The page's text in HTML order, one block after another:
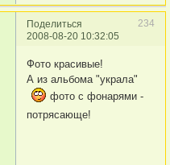
Поделиться
234
2008-08-20 10:32:05
Фото красивые!
А из альбома "украла"
фото с фонарями -
потрясающе!